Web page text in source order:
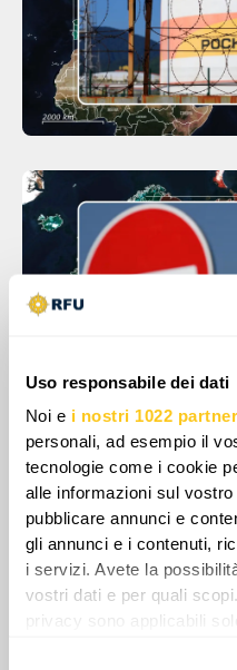
Uso responsabile dei dati
Noi e i nostri 1022 partner
personali, ad esempio il
tecnologie come i cookie
alle informazioni sul
pubblicare annunci e
gli annunci e i contenuti,
i servizi. Avete la
vostri dati e per quali
privacy sono applicabili
Ciò significa che le
delle principali
minacciano l’intero
la stabilità del
internazionale. Gli
una possibile